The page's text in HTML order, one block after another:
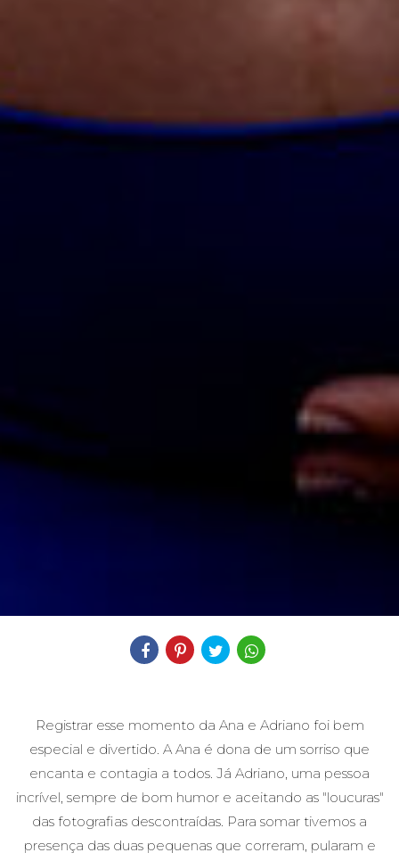
Registrar esse momento da Ana e Adriano foi bem
especial e divertido. A Ana é dona de um sorriso que
encanta e contagia a todos. Já Adriano, uma pessoa
incrível, sempre de bom humor e aceitando as "loucuras"
das fotografias descontraídas. Para somar tivemos a
presença das duas pequenas que correram, pularam e